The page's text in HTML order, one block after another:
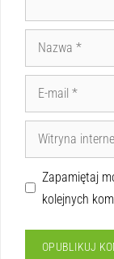
Zapamiętaj
kolejnych